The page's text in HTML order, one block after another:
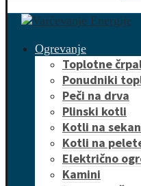
Ogrevanje
Toplotne
Ponudniki
Peči na drva
Plinski kotli
Kotli na
Kotli na
Električno
Kamini